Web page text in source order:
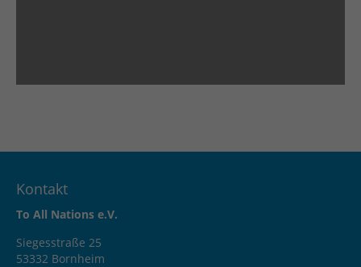
Kontakt
To All Nations e.V.
Siegesstraße 25
53332 Bornheim